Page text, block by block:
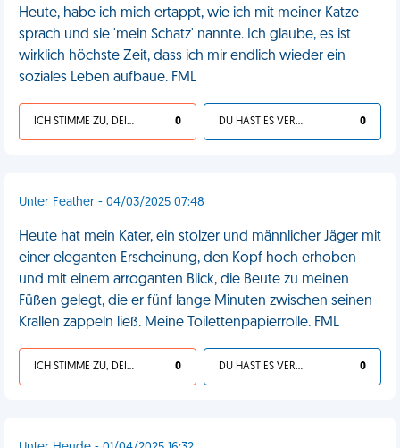
Heute, habe ich mich ertappt, wie ich mit meiner Katze
sprach und sie 'mein Schatz' nannte. Ich glaube, es ist
wirklich höchste Zeit, dass ich mir endlich wieder ein
soziales Leben aufbaue. FML
ICH STIMME ZU, DEIN LEBEN IST SCHEISSE 0 DU HAST ES VERDIENT 0
Unter Feather - 04/03/2025 07:48
Heute hat mein Kater, ein stolzer und männlicher Jäger mit
einer eleganten Erscheinung, den Kopf hoch erhoben
und mit einem arroganten Blick, die Beute zu meinen
Füßen gelegt, die er fünf lange Minuten zwischen seinen
Krallen zappeln ließ. Meine Toilettenpapierrolle. FML
ICH STIMME ZU, DEIN LEBEN IST SCHEISSE 0 DU HAST ES VERDIENT 0